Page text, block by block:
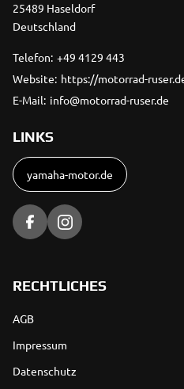
25489 Haseldorf
Deutschland
Telefon: +49 4129 443
Website: https://motorrad-
E-Mail: info@motorrad-ruser.de
LINKS
yamaha-motor.de
RECHTLICHES
AGB
Impressum
Datenschutz